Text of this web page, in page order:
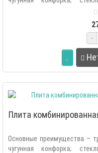
-
Плита
Основные преимущества –
чугунная конфорка;